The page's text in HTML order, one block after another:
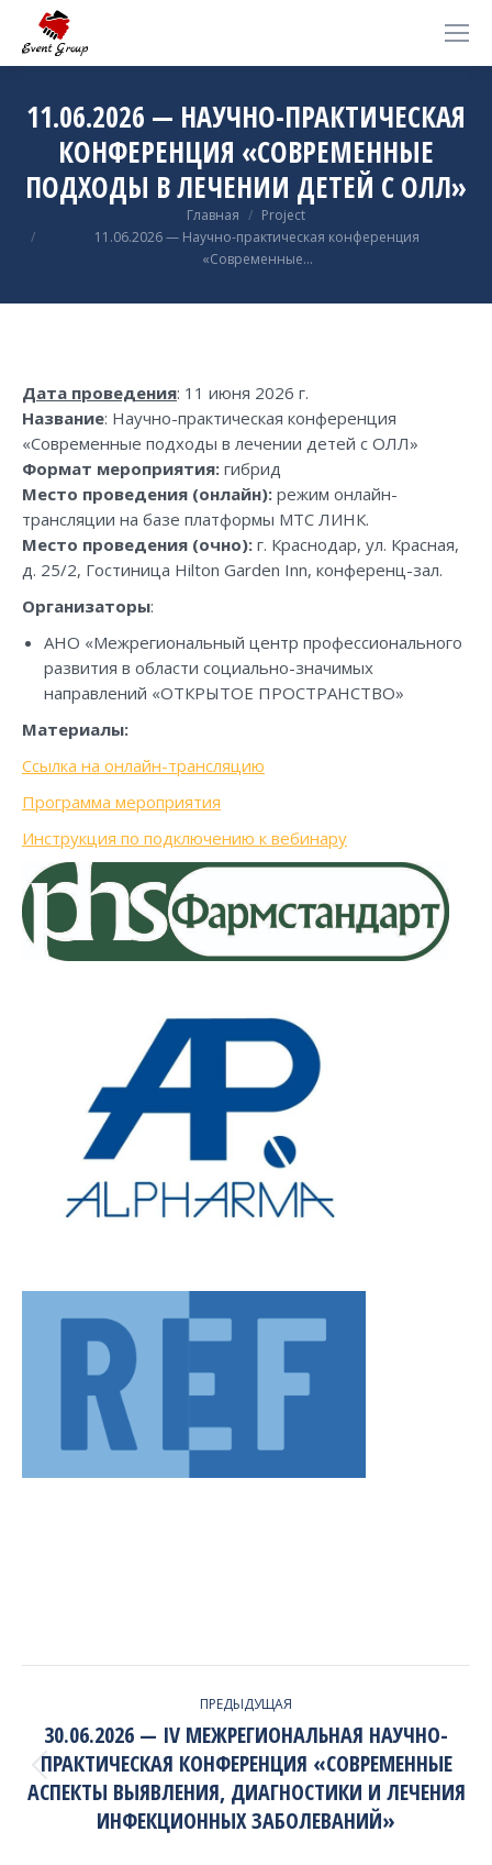
11.06.2026 — НАУЧНО-ПРАКТИЧЕСКАЯ
КОНФЕРЕНЦИЯ «СОВРЕМЕННЫЕ
ПОДХОДЫ В ЛЕЧЕНИИ ДЕТЕЙ С ОЛЛ»
Главная
Project
11.06.2026 — Научно-практическая конференция
«Современные…
Дата проведения: 11 июня 2026 г.
Название: Научно-практическая конференция
«Современные подходы в лечении детей с ОЛЛ»
Формат мероприятия: гибрид
Место проведения (онлайн): режим онлайн-
трансляции на базе платформы МТС ЛИНК.
Место проведения (очно): г. Краснодар, ул. Красная,
д. 25/2, Гостиница Hilton Garden Inn, конференц-зал.
Организаторы:
АНО «Межрегиональный центр профессионального
развития в области социально-значимых
направлений «ОТКРЫТОЕ ПРОСТРАНСТВО»
Материалы:
Ссылка на онлайн-трансляцию
Программа мероприятия
Инструкция по подключению к вебинару
NAVIGATION
ПРЕДЫДУЩАЯ
Previous
project:
30.06.2026 — IV МЕЖРЕГИОНАЛЬНАЯ НАУЧНО-
ПРАКТИЧЕСКАЯ КОНФЕРЕНЦИЯ «СОВРЕМЕННЫЕ
АСПЕКТЫ ВЫЯВЛЕНИЯ, ДИАГНОСТИКИ И ЛЕЧЕНИЯ
ИНФЕКЦИОННЫХ ЗАБОЛЕВАНИЙ»